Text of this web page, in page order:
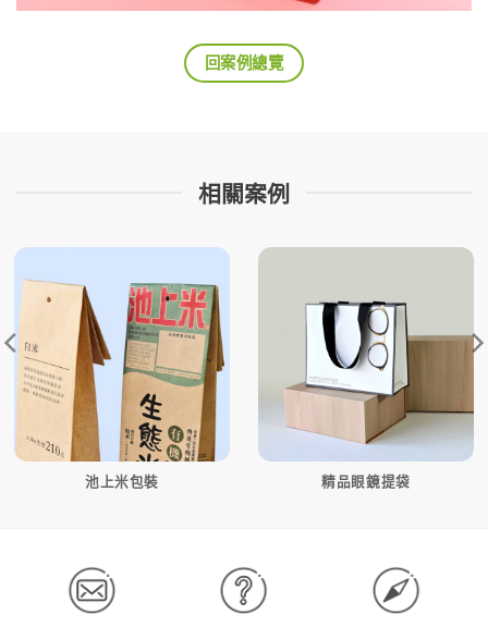
回案例總覽
相關案例
池上米包裝 精品眼鏡提袋